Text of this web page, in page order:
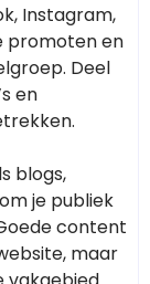
Instagram,
promoten en
Deel
en
blogs,
je publiek
content
maar